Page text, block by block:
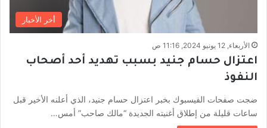
أخر الأخبار
الأربعاء, 12 يونيو 2024, 11:16 ص
اعتزال حسام جنيد بسبب تهديد أحد أصحاب
النفوذ
ضجت صفحات الفيسبوك بخبر اعتزال حسام جنيد، الذي أعلنه الأخير قبل
ساعات قليلة من إطلاق أغنيته الجديدة “مالك صاحب” أمس…